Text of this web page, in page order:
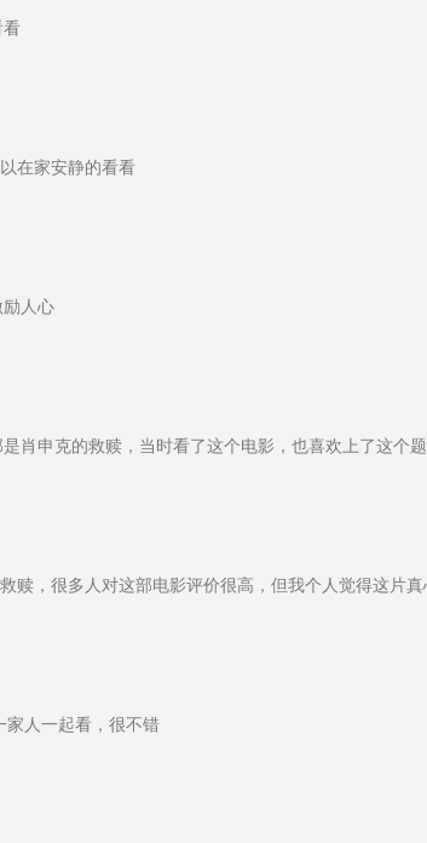
看
在家安静的看看
人心
肖申克的救赎，当时看了这个电影，也喜欢上了这个
赎，很多人对这部电影评价很高，但我个人觉得这片
家人一起看，很不错